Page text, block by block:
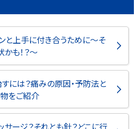
と上手に付き合うために～そ
も！？～
には？痛みの原因・予防法と
をご紹介